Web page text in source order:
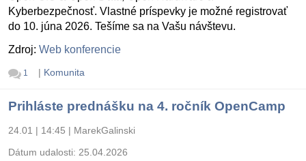
Kyberbezpečnosť. Vlastné príspevky je možné registrovať
do 10. júna 2026. Tešíme sa na Vašu návštevu.
Zdroj: Web konferencie
1 | Komunita
Prihláste prednášku na 4. ročník OpenCamp
24.01 | 14:45 | MarekGalinski
Dátum udalosti: 25.04.2026